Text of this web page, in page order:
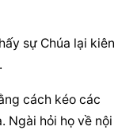
sự Chúa lại kiên
cách kéo các
Ngài hỏi họ về nội